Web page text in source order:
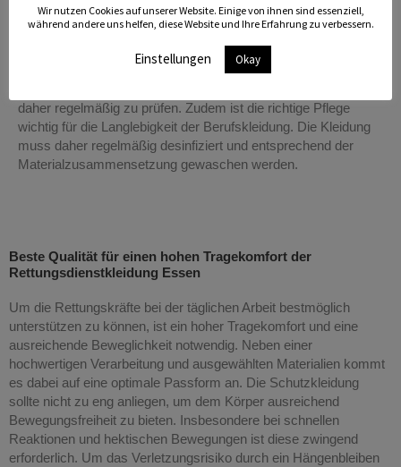
Neben Kälte und Nässe sind fremde Substanzen oder spitze
Gegenstände wesentliche Gefahrenquellen. Mit der optimalen
Rettungsdienstbekleidung sollen Risiken so weit wie möglich
daher regelmäßig zu prüfen. Zudem ist die richtige Pflege
wichtig für die Langlebigkeit der Berufskleidung. Die Kleidung
muss daher regelmäßig desinfiziert und entsprechend der
Materialzusammensetzung gewaschen werden.
Beste Qualität für einen hohen Tragekomfort der
Rettungsdienstkleidung Essen
Um die Rettungskräfte bei der täglichen Arbeit bestmöglich
unterstützen zu können, ist ein hoher Tragekomfort und eine
ausreichende Beweglichkeit notwendig. Neben einer
hochwertigen Verarbeitung und ausgewählten Materialien kommt
es dabei auf eine optimale Passform an. Die Schutzkleidung
sollte nicht zu eng anliegen, um dem Körper ausreichend
Bewegungsfreiheit zu bieten. Insbesondere bei schnellen
Reaktionen und hektischen Bewegungen ist diese zwingend
erforderlich. Um das Verletzungsrisiko durch ein Hängenbleiben
Wir nutzen Cookies auf unserer Website. Einige von ihnen sind essenziell,
während andere uns helfen, diese Website und Ihre Erfahrung zu verbessern.
Einstellungen Okay